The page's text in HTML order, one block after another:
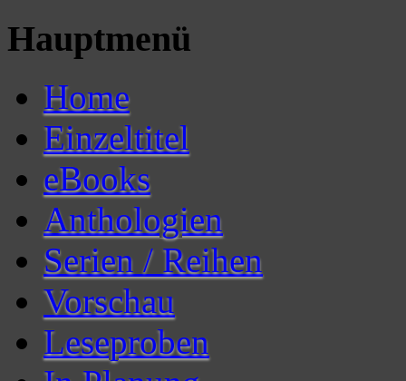
Hauptmenü
Home
Einzeltitel
eBooks
Anthologien
Serien / Reihen
Vorschau
Leseproben